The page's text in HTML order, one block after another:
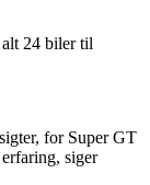
24 biler til
for Super GT
siger